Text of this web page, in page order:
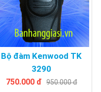
Bộ đàm Kenwood TK
3290
750.000 đ 950.000 đ